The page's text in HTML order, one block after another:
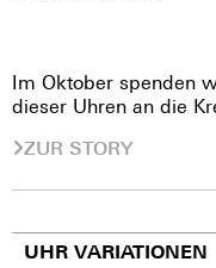
Im Oktober spenden
dieser Uhren an die
ZUR STORY
UHR VARIATIONEN